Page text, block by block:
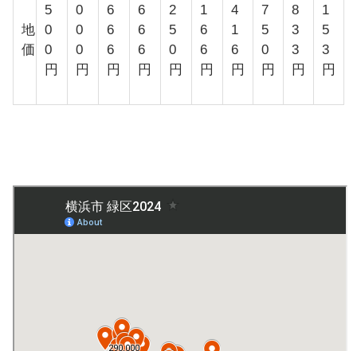
地
価
5
0
0
円
0
0
0
円
6
6
6
円
6
6
6
円
2
5
0
円
1
6
6
円
4
1
6
円
7
5
0
円
8
3
3
円
1
5
3
円